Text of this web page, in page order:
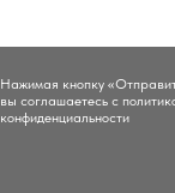
Нажимая кнопку
вы соглашаетесь с
конфиденциальности